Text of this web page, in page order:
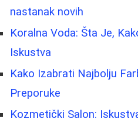
nastanak novih
Koralna Voda: Šta Je,
Iskustva
Kako Izabrati Najbolju
Preporuke
Kozmetički Salon: